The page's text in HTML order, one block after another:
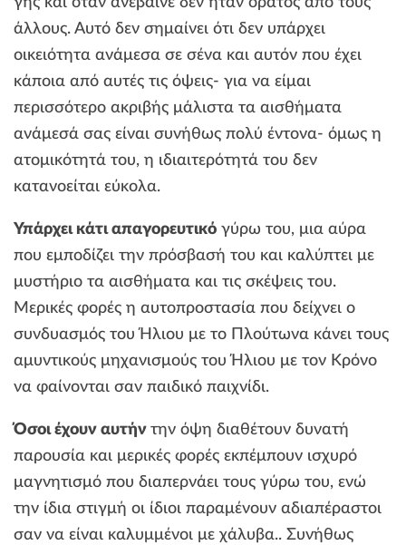
άλλους. Αυτό δεν σημαίνει ότι δεν υπάρχει
οικειότητα ανάμεσα σε σένα και αυτόν που έχει
κάποια από αυτές τις όψεις- για να είμαι
περισσότερο ακριβής μάλιστα τα αισθήματα
ανάμεσά σας είναι συνήθως πολύ έντονα- όμως η
ατομικότητά του, η ιδιαιτερότητά του δεν
κατανοείται εύκολα.
Υπάρχει κάτι απαγορευτικό γύρω του, μια αύρα
που εμποδίζει την πρόσβασή του και καλύπτει με
μυστήριο τα αισθήματα και τις σκέψεις του.
Μερικές φορές η αυτοπροστασία που δείχνει ο
συνδυασμός του Ήλιου με το Πλούτωνα κάνει τους
αμυντικούς μηχανισμούς του Ήλιου με τον Κρόνο
να φαίνονται σαν παιδικό παιχνίδι.
Όσοι έχουν αυτήν την όψη διαθέτουν δυνατή
παρουσία και μερικές φορές εκπέμπουν ισχυρό
μαγνητισμό που διαπερνάει τους γύρω του, ενώ
την ίδια στιγμή οι ίδιοι παραμένουν αδιαπέραστοι
σαν να είναι καλυμμένοι με χάλυβα.. Συνήθως